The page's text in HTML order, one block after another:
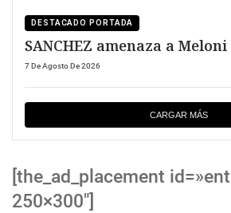
DESTACADO PORTADA
SANCHEZ amenaza a Meloni
7 De Agosto De 2026
CARGAR MÁS
[the_ad_placement
250×300″]